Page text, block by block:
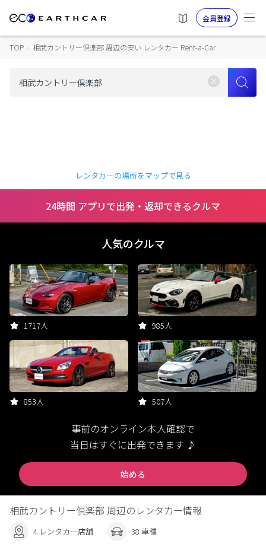
会員登録
TOP › 相武カントリー倶楽部 周辺の安い レンタカー Rent-a-Car
レンタカーの場所をマップで見る
24時間 アプリで出発・返却できるクルマ
人気のクルマ
1717人 985人
853人 507人
事前のオンライン本人確認で
当日はすぐに出発できます ♪
始める
相武カントリー倶楽部 周辺のレンタカー情報
4 レンタカー店舗 38 車種